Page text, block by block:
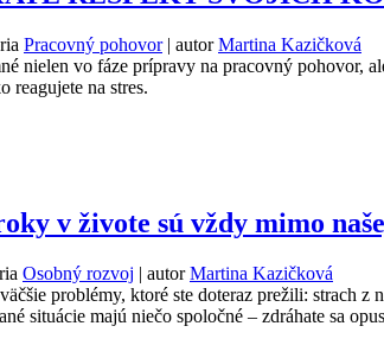
Pracovný pohovor | autor Martina Kazičková
nielen vo fáze prípravy na pracovný pohovor,
reagujete na stres.
v živote sú vždy mimo
Osobný rozvoj | autor Martina Kazičková
problémy, ktoré ste doteraz prežili: strach
situácie majú niečo spoločné – zdráhate sa